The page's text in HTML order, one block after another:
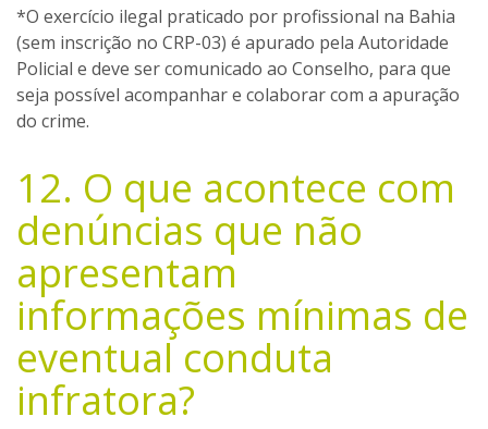
*O exercício ilegal praticado por profissional na Bahia
(sem inscrição no CRP-03) é apurado pela Autoridade
Policial e deve ser comunicado ao Conselho, para que
seja possível acompanhar e colaborar com a apuração
do crime.
12. O que acontece com
denúncias que não
apresentam
informações mínimas de
eventual conduta
infratora?